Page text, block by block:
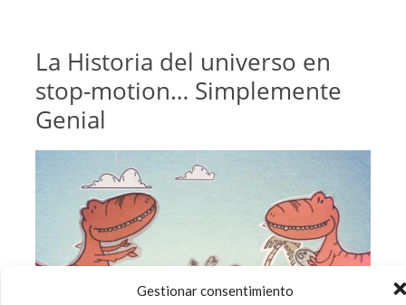
Gestionar consentimiento
La Historia del universo en
stop-motion… Simplemente
Genial